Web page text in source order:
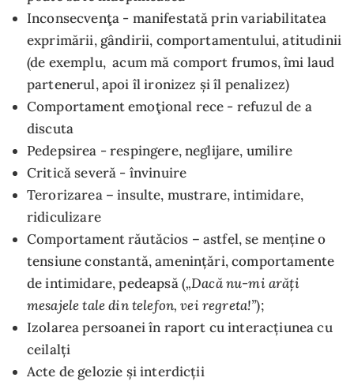
Inconsecvenţa - manifestată prin variabilitatea
exprimării, gândirii, comportamentului, atitudinii
(de exemplu, acum mă comport frumos, îmi laud
partenerul, apoi îl ironizez și îl penalizez)
Comportament emoţional rece - refuzul de a
discuta
Pedepsirea - respingere, neglijare, umilire
Critică severă - învinuire
Terorizarea – insulte, mustrare, intimidare,
ridiculizare
Comportament răutăcios – astfel, se menține o
tensiune constantă, amenințări, comportamente
de intimidare, pedeapsă („Dacă nu-mi arăți
mesajele tale din telefon, vei regreta!”);
Izolarea persoanei în raport cu interacțiunea cu
ceilalți
Acte de gelozie și interdicții